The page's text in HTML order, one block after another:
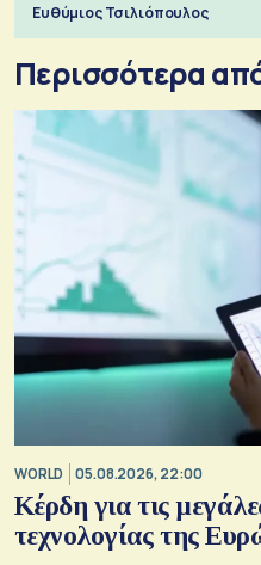
Ευθύμιος Τσιλιόπουλος
Περισσότερα
WORLD 05.08.2026, 22:00
Κέρδη για τις
τεχνολογίας της